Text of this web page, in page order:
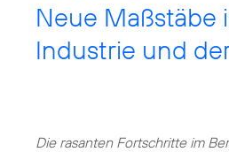
Neue Maßstäbe
Industrie und
Die rasanten Fortschritte im